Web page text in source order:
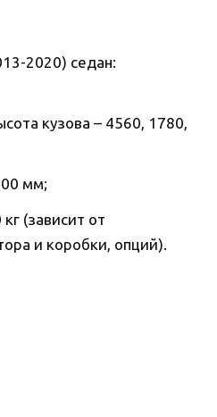
2020) седан:
кузова – 4560, 1780,
мм;
(зависит от
и коробки, опций).